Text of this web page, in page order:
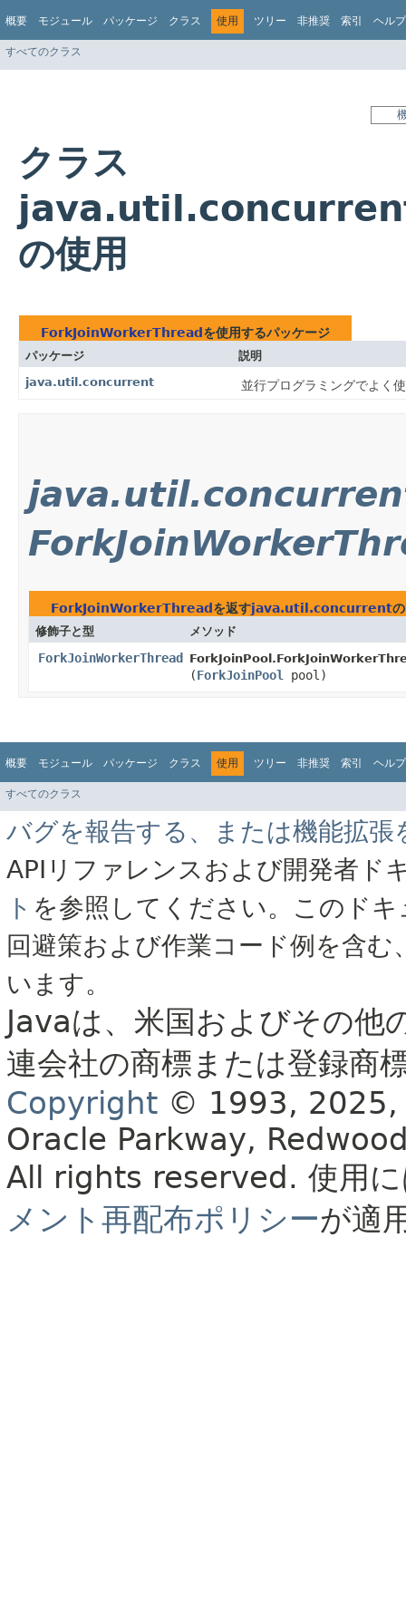
概要 モジュール パッケージ クラス 使用 ツリー 非推奨 索引 ヘルプ
すべてのクラス
クラス
の使用
ForkJoinWorkerThread を使用するパッケージ
パッケージ
説明
java.util.concurrent
並行プログラミングでよく
ForkJoinWorkerThread を返すjava.util.concurrent
修飾子と型 メソッド
ForkJoinWorkerThread
(ForkJoinPool pool)
概要 モジュール パッケージ クラス 使用 ツリー 非推奨 索引 ヘルプ
すべてのクラス
バグを報告する、または機能拡張
APIリファレンスおよび開発者ド
ト を参照してください。このド
回避策および作業コード例を含
います。
Javaは、米国およびその
連会社の商標または登録商
Copyright © 1993, 2025,
Oracle Parkway,
All rights reserved. 使用
メント再配布ポリシーが適